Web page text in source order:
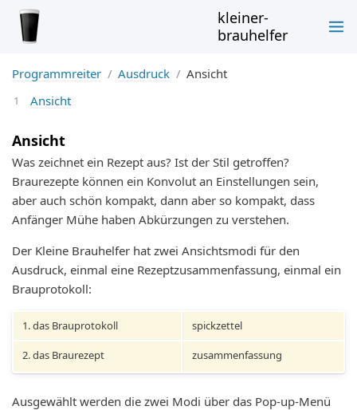
kleiner-
brauhelfer
Programmreiter Ausdruck
Ansicht
Ansicht
Ansicht
Was zeichnet ein Rezept aus? Ist der Stil getroffen?
Braurezepte können ein Konvolut an Einstellungen sein,
aber auch schön kompakt, dann aber so kompakt, dass
Anfänger Mühe haben Abkürzungen zu verstehen.
Der Kleine Brauhelfer hat zwei Ansichtsmodi für den
Ausdruck, einmal eine Rezeptzusammenfassung, einmal ein
Brauprotokoll:
1. das Brauprotokoll spickzettel
2. das Braurezept zusammenfassung
Ausgewählt werden die zwei Modi über das Pop-up-Menü